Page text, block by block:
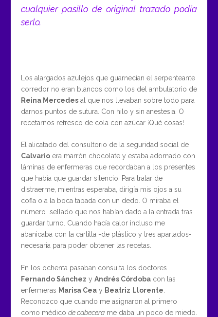
cualquier pasillo de original trazado podía
serlo.
Los alargados azulejos que guarnecían el serpenteante
corredor no eran blancos como los del ambulatorio de
Reina Mercedesal que nos llevaban sobre todo para
darnos puntos de sutura. Con hilo y sin anestesia. O
recetarnos refresco de cola con azúcar ¡Qué cosas!
El alicatado del consultorio de la seguridad social de
Calvarioera marrón chocolate y estaba adornado con
láminas de enfermeras que recordaban a los presentes
que había que guardar silencio. Para tratar de
distraerme, mientras esperaba, dirigía mis ojos a su
cofia o a la boca tapada con un dedo. O miraba el
número sellado que nos habían dado a la entrada tras
guardar turno. Cuando hacía calor incluso me
abanicaba con la cartilla -de plástico y tres apartados-
necesaria para poder obtener las recetas.
En los ochenta pasaban consulta los doctores
Fernando Sánchez y Andrés Córdobacon las
enfermeras Marisa Ceay Beatriz Llorente
Reconozco que cuando me asignaron al primero
como médico de cabecerame daba un poco de miedo.